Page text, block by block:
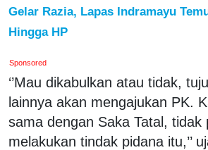
Gelar Razia, Lapas Indramayu
Hingga HP
Sponsored
‘’Mau dikabulkan atau tidak,
lainnya akan mengajukan PK.
sama dengan Saka Tatal, tidak
melakukan tindak pidana itu,’’